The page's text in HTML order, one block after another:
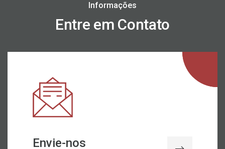
Informações
Entre em Contato
Envie-nos